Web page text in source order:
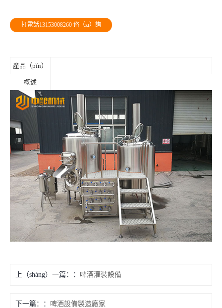
打電話13153008260 谘（zī）詢
產品（pǐn）
概述
上（shàng）一篇： 啤酒灌裝設備
下一篇： 啤酒設備製造廠家